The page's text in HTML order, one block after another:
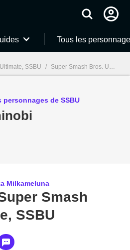
Tous les
SSBU / Super Smash Bros. Ultimate, SSBU guides
personnages de SSBU
Milkameluna
Smash
SSBU